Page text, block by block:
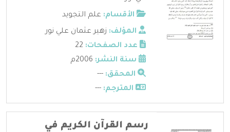
الأقسام: علم التجويد
المؤلف: زهير عثمان علي نور
عدد الصفحات:
سنة النشر:
المحقق: ---
المترجم: ---
رسم القرآن الكريم في